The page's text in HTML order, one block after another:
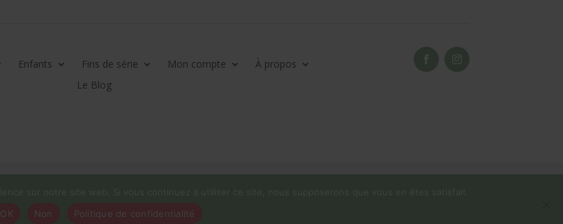
Enfants Fins de série Mon compte
À propos
Le Blog
sur notre site web. Si vous continuez à utiliser ce site, nous supposerons que vous en êtes satisfait.
OK
Non Politique de confidentialité